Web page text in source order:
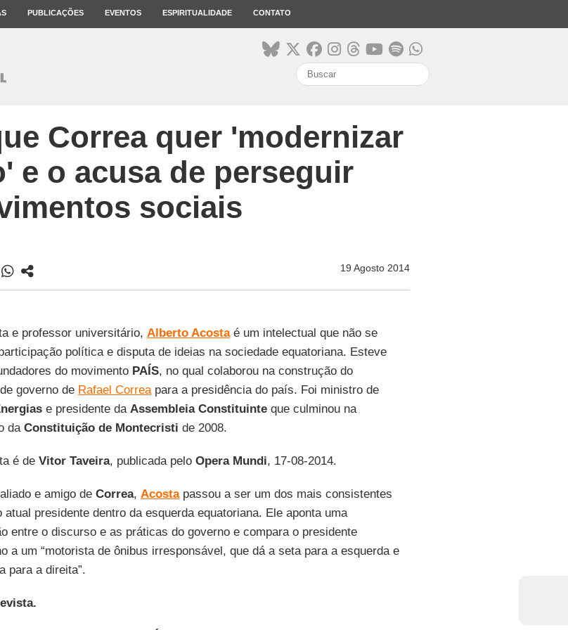
PUBLICAÇÕES EVENTOS ESPIRITUALIDADE CONTATO
Correa quer 'modernizar
e o acusa de perseguir
sociais
19 Agosto 2014
e professor universitário, Alberto Acostaé um intelectual que não se
política e disputa de ideias na sociedade equatoriana. Esteve
do movimento PAÍS, no qual colaborou na construção do
governo de Rafael Correapara a presidência do país. Foi ministro de
e presidente da Assembleia Constituinteque culminou na
da Constituição de Montecristi de 2008.
é de Vitor Taveira, publicada pelo Opera Mundi, 17-08-2014.
e amigo de Correa, Acostapassou a ser um dos mais consistentes
presidente dentro da esquerda equatoriana. Ele aponta uma
entre o discurso e as práticas do governo e compara o presidente
a um “motorista de ônibus irresponsável, que dá a seta para a esquerda e
para a direita”.